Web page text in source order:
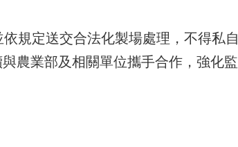
規定送交合法化製場處理，不得私自
農業部及相關單位攜手合作，強化監